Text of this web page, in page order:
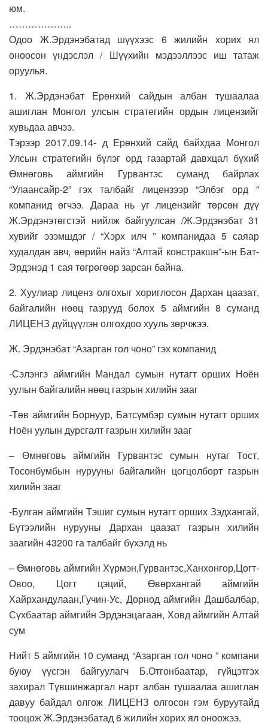
юм.
………………..
Одоо Ж.Эрдэнэбатад шүүхээс 6 жилийн хорих ял
оноосон үндэслэл / Шүүхийн мэдээллээс иш татаж
оруулья.
1. Ж.Эрдэнэбат Ерөнхий сайдын албан тушаалаа
ашиглан Монгол улсын стратегийн ордын лицензийг
хувьдаа авчээ.
Тэрээр 2017.09.14- д Ерөнхий сайд байхдаа Монгол
Улсын стратегийн бүлэг орд газартай давхцал бүхий
Өмнөговь аймгийн Гурвантэс суманд байрлах
“Улаансайр-2” гэх талбайг лицензээр “Элбэг орд ”
компанид өгчээ. Дараа нь уг лицензийг төрсөн дүү
Ж.Эрдэнэтөгстэй нийлж байгуулсан /Ж.Эрдэнэбат 31
хувийг эзэмшдэг / “Хэрх илч ” компанидаа 5 саяар
худалдан авч, өөрийн найз “Алтай констракшн”-ын Бат-
Эрдэнэд 1 сая төгрөгөөр зарсан байна.
2. Хуулиар лиценз олгохыг хориглосон Дархан цаазат,
байгалийн нөөц газрууд болох 5 аймгийн 8 суманд
ЛИЦЕНЗ дүйцүүлэн олгохдоо хууль зөрчжээ.
Ж. Эрдэнэбат “Азарган гол чоно” гэх компанид
-Сэлэнгэ аймгийн Мандал сумын нутагт орших Ноён
уулын байгалийн нөөц газрын хилийн зааг
-Төв аймгийн Борнуур, Батсүмбэр сумын нутагт орших
Ноён уулын дурсгалт газрын хилийн зааг
– Өмнөговь аймгийн Гурвантэс сумын нутаг Тост,
Тосонбумбын нурууны байгалийн цогцолборт газрын
хилийн зааг
-Булган аймгийн Тэшиг сумын нутагт орших Зэдхангай,
Бүтээлийн нурууны Дархан цаазат газрын хилийн
заагийн 43200 га талбайг бүхэлд нь
– Өмнөговь аймгийн Хүрмэн,Гурвантэс,Ханхонгор,Цогт-
Овоо, Цогт цэций, Өвөрхангай аймгийн
Хайрхандулаан,Гучин-Ус, Дорнод аймгийн Дашбалбар,
Сүхбаатар аймгийн Эрдэнэцагаан, Ховд аймгийн Алтай
сум
Нийт 5 аймгийн 10 суманд “Азарган гол чоно ” компани
буюу үүсгэн байгуулагч Б.Отгонбаатар, гүйцэтгэх
захирал Түвшинжаргал нарт албан тушаалаа ашиглан
давуу байдал олгож ЛИЦЕНЗ олгосон гэм буруутайд
тооцож Ж.Эрдэнэбатад 6 жилийн хорих ял оноожээ.